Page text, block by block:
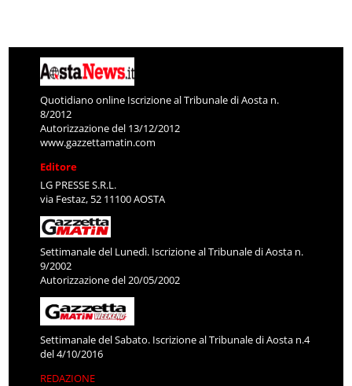
Quotidiano online Iscrizione al Tribunale di Aosta n.
8/2012
Autorizzazione del 13/12/2012
www.gazzettamatin.com
Editore
LG PRESSE S.R.L.
via Festaz, 52 11100 AOSTA
Settimanale del Lunedì. Iscrizione al Tribunale di Aosta n.
9/2002
Autorizzazione del 20/05/2002
Settimanale del Sabato. Iscrizione al Tribunale di Aosta n.4
del 4/10/2016
REDAZIONE